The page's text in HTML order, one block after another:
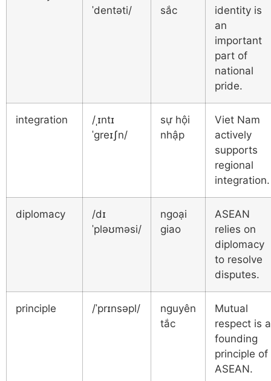
ˈdentəti/
sắc
identity is
an
important
part of
national
pride.
integration
/ˌɪntɪ
ˈɡreɪʃn/
sự hội
nhập
Viet Nam
actively
supports
regional
integration.
diplomacy
/dɪ
ˈpləʊməsi/
ngoại
giao
ASEAN
relies on
diplomacy
to resolve
disputes.
principle /ˈprɪnsəpl/
nguyên
tắc
Mutual
respect is a
founding
principle of
ASEAN.